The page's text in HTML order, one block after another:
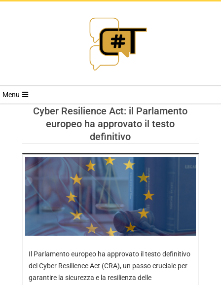
RIVISTA
TRENDS
Menu
Cyber Resilience Act: il Parlamento
europeo ha approvato il testo
definitivo
Il Parlamento europeo ha approvato il testo definitivo
del Cyber Resilience Act (CRA), un passo cruciale per
garantire la sicurezza e la resilienza delle